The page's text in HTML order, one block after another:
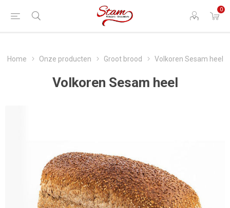
0
Home Onze producten Groot brood Volkoren Sesam heel
Volkoren Sesam heel